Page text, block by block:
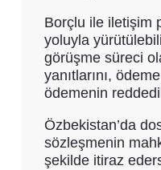
Borçlu ile iletişim
yoluyla
görüşme süreci
yanıtlarını,
ödemenin
Özbekistan’da
sözleşmenin
şekilde itiraz